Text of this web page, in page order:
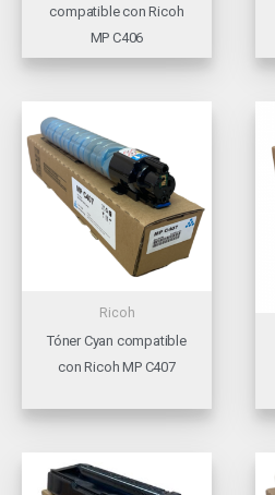
compatible con Ricoh
MP C406
Ricoh
Tóner Cyan compatible
con Ricoh MP C407